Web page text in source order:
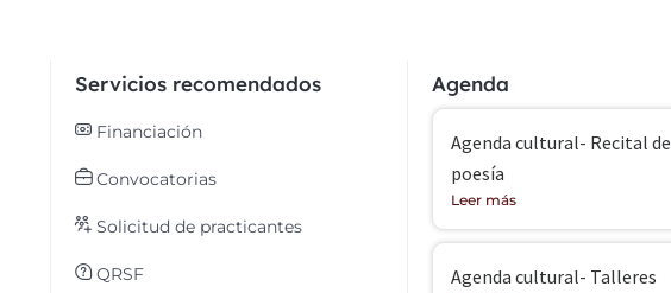
Servicios recomendados
Financiación
Convocatorias
Solicitud de practicantes
QRSF
Agenda
Agenda cultural- Recital de
poesía
Leer más
Agenda cultural- Talleres